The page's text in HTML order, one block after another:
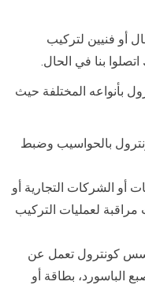
أو فنيين لتركيب
بأنواعه المختلفة حيث
بالحواسيب وضبط
الشركات التجارية أو
لعمليات التركيب
كونترول تعمل عن
الباسورد، بطاقة أو